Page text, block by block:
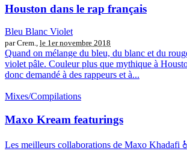
Houston dans le rap français
Bleu Blanc Violet
par Crem., le 1er novembre 2018
Quand on mélange du bleu, du blanc et du
violet pâle. Couleur plus que mythique à
donc demandé à des rappeurs et à...
Mixes/Compilations
Maxo Kream featurings
Les meilleurs collaborations de Maxo Khadafi